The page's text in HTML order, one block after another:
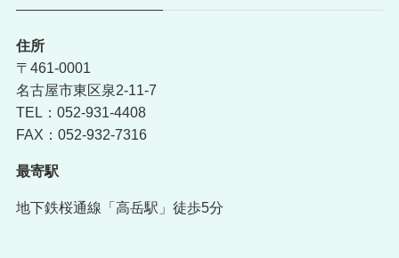
住所
〒461-0001
名古屋市東区泉2-11-7
TEL：052-931-4408
FAX：052-932-7316
最寄駅
地下鉄桜通線「高岳駅」徒歩5分